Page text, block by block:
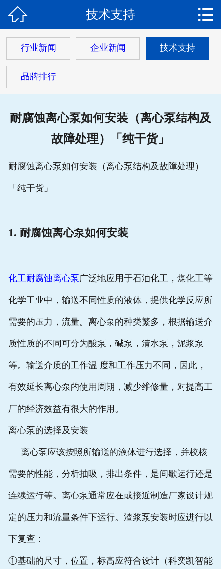
关于我们
产品中心
工程案例
解决方案
客户服务
 技术支持 
行业新闻 企业新闻 技术支持
品牌排行
耐腐蚀离心泵如何安装（离心泵结构及
故障处理）「纯干货」
耐腐蚀离心泵如何安装（离心泵结构及故障处理）
「纯干货」
1. 耐腐蚀离心泵如何安装
化工耐腐蚀离心泵广泛地应用于石油化工，煤化工等
化学工业中，输送不同性质的液体，提供化学反应所
需要的压力，流量。离心泵的种类繁多，根据输送介
质性质的不同可分为酸泵，碱泵，清水泵，泥浆泵
等。输送介质的工作温 度和工作压力不同，因此，
有效延长离心泵的使用周期，减少维修量，对提高工
厂的经济效益有很大的作用。
离心泵的选择及安装
离心泵应该按照所输送的液体进行选择，并校核
需要的性能，分析抽吸，排出条件，是间歇运行还是
连续运行等。离心泵通常应在或接近制造厂家设计规
定的压力和流量条件下运行。渣浆泵安装时应进行以
下复查：
①基础的尺寸，位置，标高应符合设计（科奕凯智能